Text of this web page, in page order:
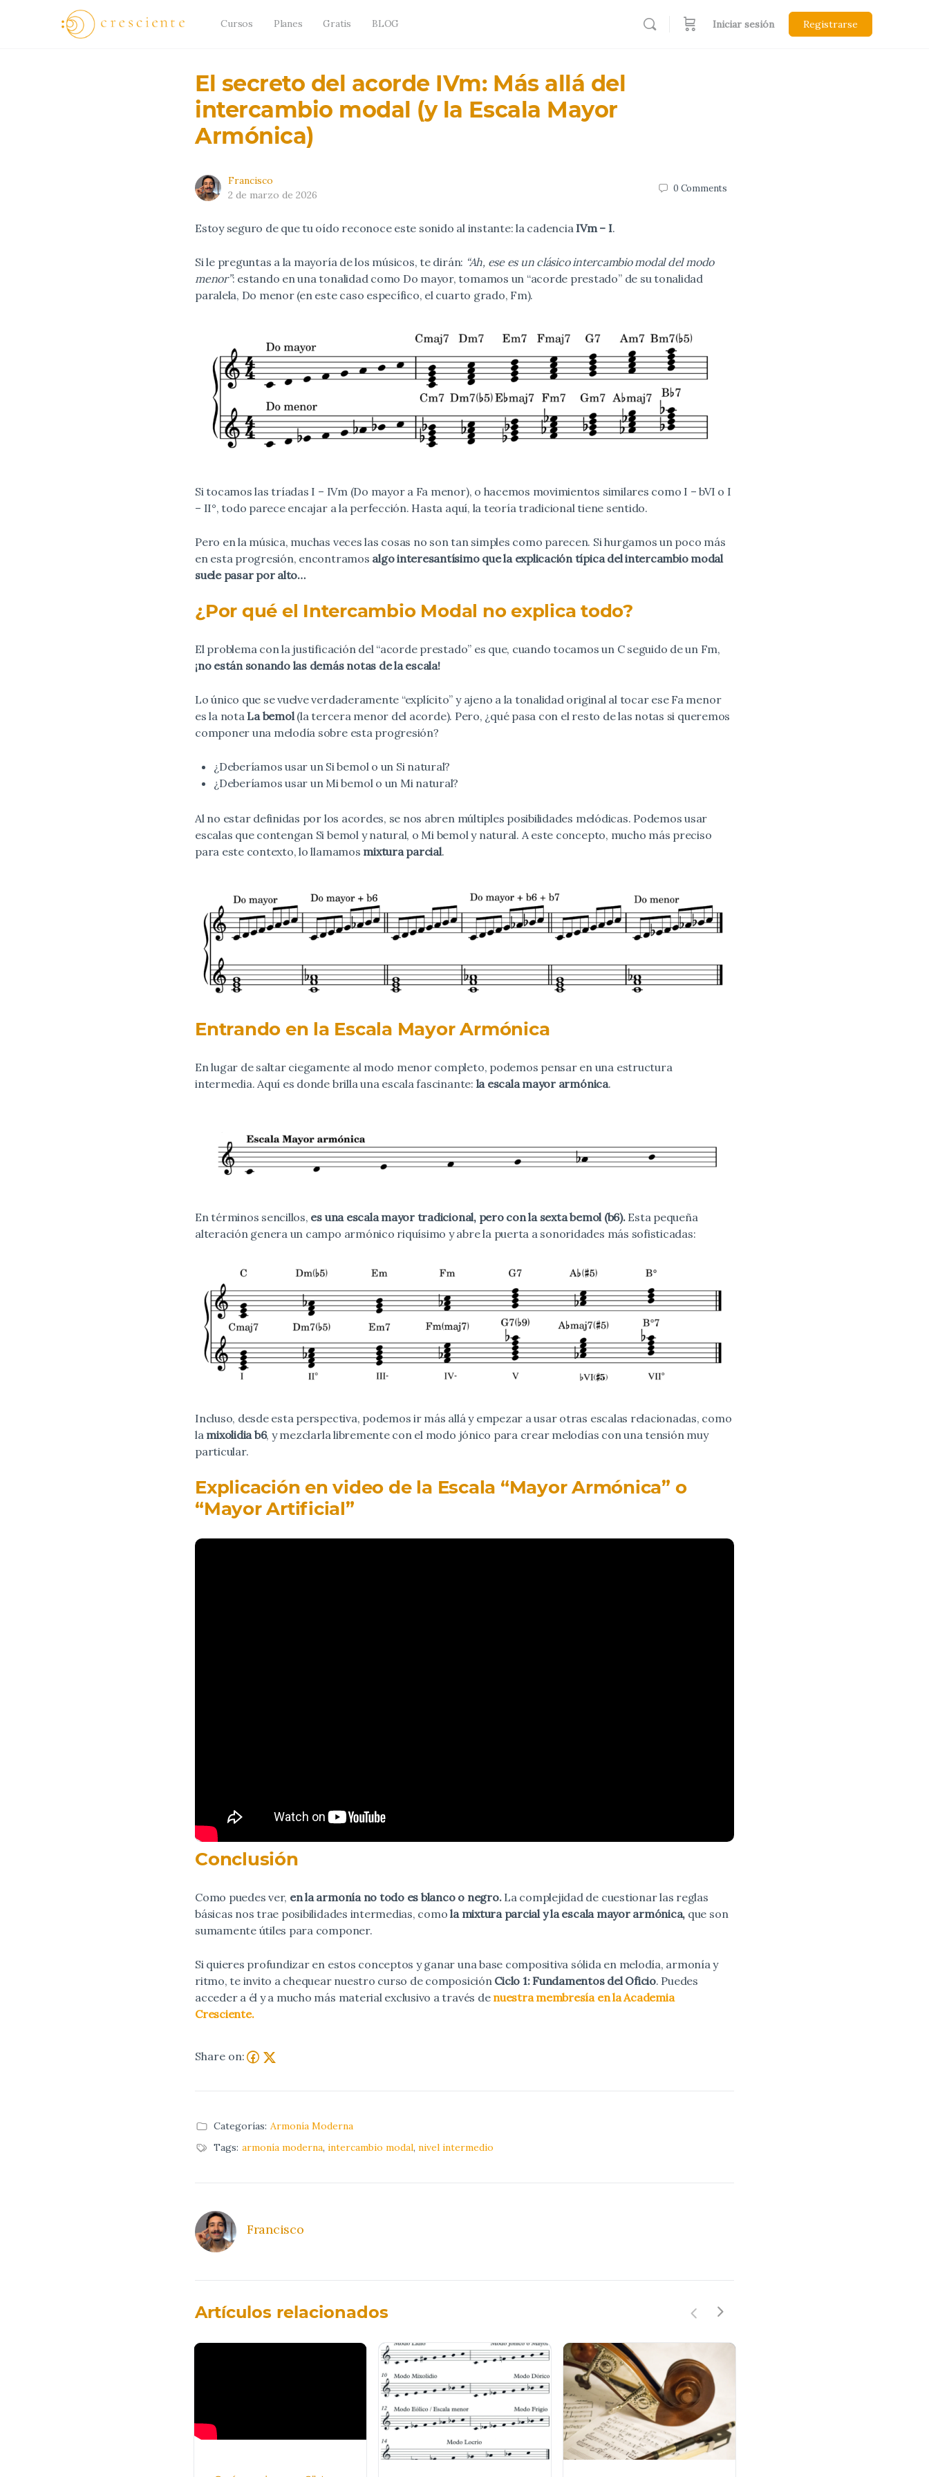
Cursos Planes Gratis BLOG Iniciar sesión Registrarse
El secreto del acorde IVm: Más allá del
intercambio modal (y la Escala Mayor
Armónica)
Francisco
2 de marzo de 2026
0 Comments
Estoy seguro de que tu oído reconoce este sonido al instante: la cadencia IVm – I.
Si le preguntas a la mayoría de los músicos, te dirán: “Ah, ese es un clásico intercambio modal del modo
menor”: estando en una tonalidad como Do mayor, tomamos un “acorde prestado” de su tonalidad
paralela, Do menor (en este caso específico, el cuarto grado, Fm).
Si tocamos las tríadas I – IVm (Do mayor a Fa menor), o hacemos movimientos similares como I – bVI o I
– II°, todo parece encajar a la perfección. Hasta aquí, la teoría tradicional tiene sentido.
Pero en la música, muchas veces las cosas no son tan simples como parecen. Si hurgamos un poco más
en esta progresión, encontramos algo interesantísimo que la explicación típica del intercambio modal
suele pasar por alto…
¿Por qué el Intercambio Modal no explica todo?
El problema con la justificación del “acorde prestado” es que, cuando tocamos un C seguido de un Fm,
¡no están sonando las demás notas de la escala!
Lo único que se vuelve verdaderamente “explícito” y ajeno a la tonalidad original al tocar ese Fa menor
es la nota La bemol(la tercera menor del acorde). Pero, ¿qué pasa con el resto de las notas si queremos
componer una melodía sobre esta progresión?
¿Deberíamos usar un Si bemol o un Si natural?
¿Deberíamos usar un Mi bemol o un Mi natural?
Al no estar definidas por los acordes, se nos abren múltiples posibilidades melódicas. Podemos usar
escalas que contengan Si bemol y natural, o Mi bemol y natural. A este concepto, mucho más preciso
para este contexto, lo llamamos mixtura parcial.
Entrando en la Escala Mayor Armónica
En lugar de saltar ciegamente al modo menor completo, podemos pensar en una estructura
intermedia. Aquí es donde brilla una escala fascinante: la escala mayor armónica.
En términos sencillos, es una escala mayor tradicional, pero con la sexta bemol (b6).Esta pequeña
alteración genera un campo armónico riquísimo y abre la puerta a sonoridades más sofisticadas:
Incluso, desde esta perspectiva, podemos ir más allá y empezar a usar otras escalas relacionadas, como
la mixolidia b6, y mezclarla libremente con el modo jónico para crear melodías con una tensión muy
particular.
Explicación en video de la Escala “Mayor Armónica” o
“Mayor Artificial”
Conclusión
Como puedes ver, en la armonía no todo es blanco o negro.La complejidad de cuestionar las reglas
básicas nos trae posibilidades intermedias, como la mixtura parcial y la escala mayor armónica, que son
sumamente útiles para componer.
Si quieres profundizar en estos conceptos y ganar una base compositiva sólida en melodía, armonía y
ritmo, te invito a chequear nuestro curso de composición Ciclo 1: Fundamentos del Oficio. Puedes
acceder a él y a mucho más material exclusivo a través de nuestra membresía en la Academia
Cresciente.
Share on:
Categorías: Armonía Moderna
Tags: armonía moderna, intercambio modal, nivel intermedio
Francisco
Artículos relacionados